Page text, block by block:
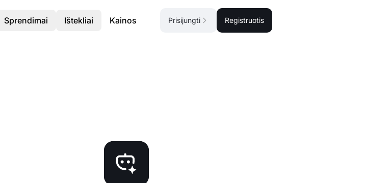
Sprendimai Ištekliai Kainos Prisijungti Registruotis